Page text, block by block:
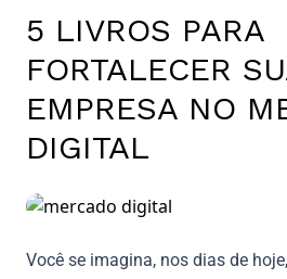
5 LIVROS PARA
FORTALECER
EMPRESA NO
DIGITAL
Você se imagina, nos dias de